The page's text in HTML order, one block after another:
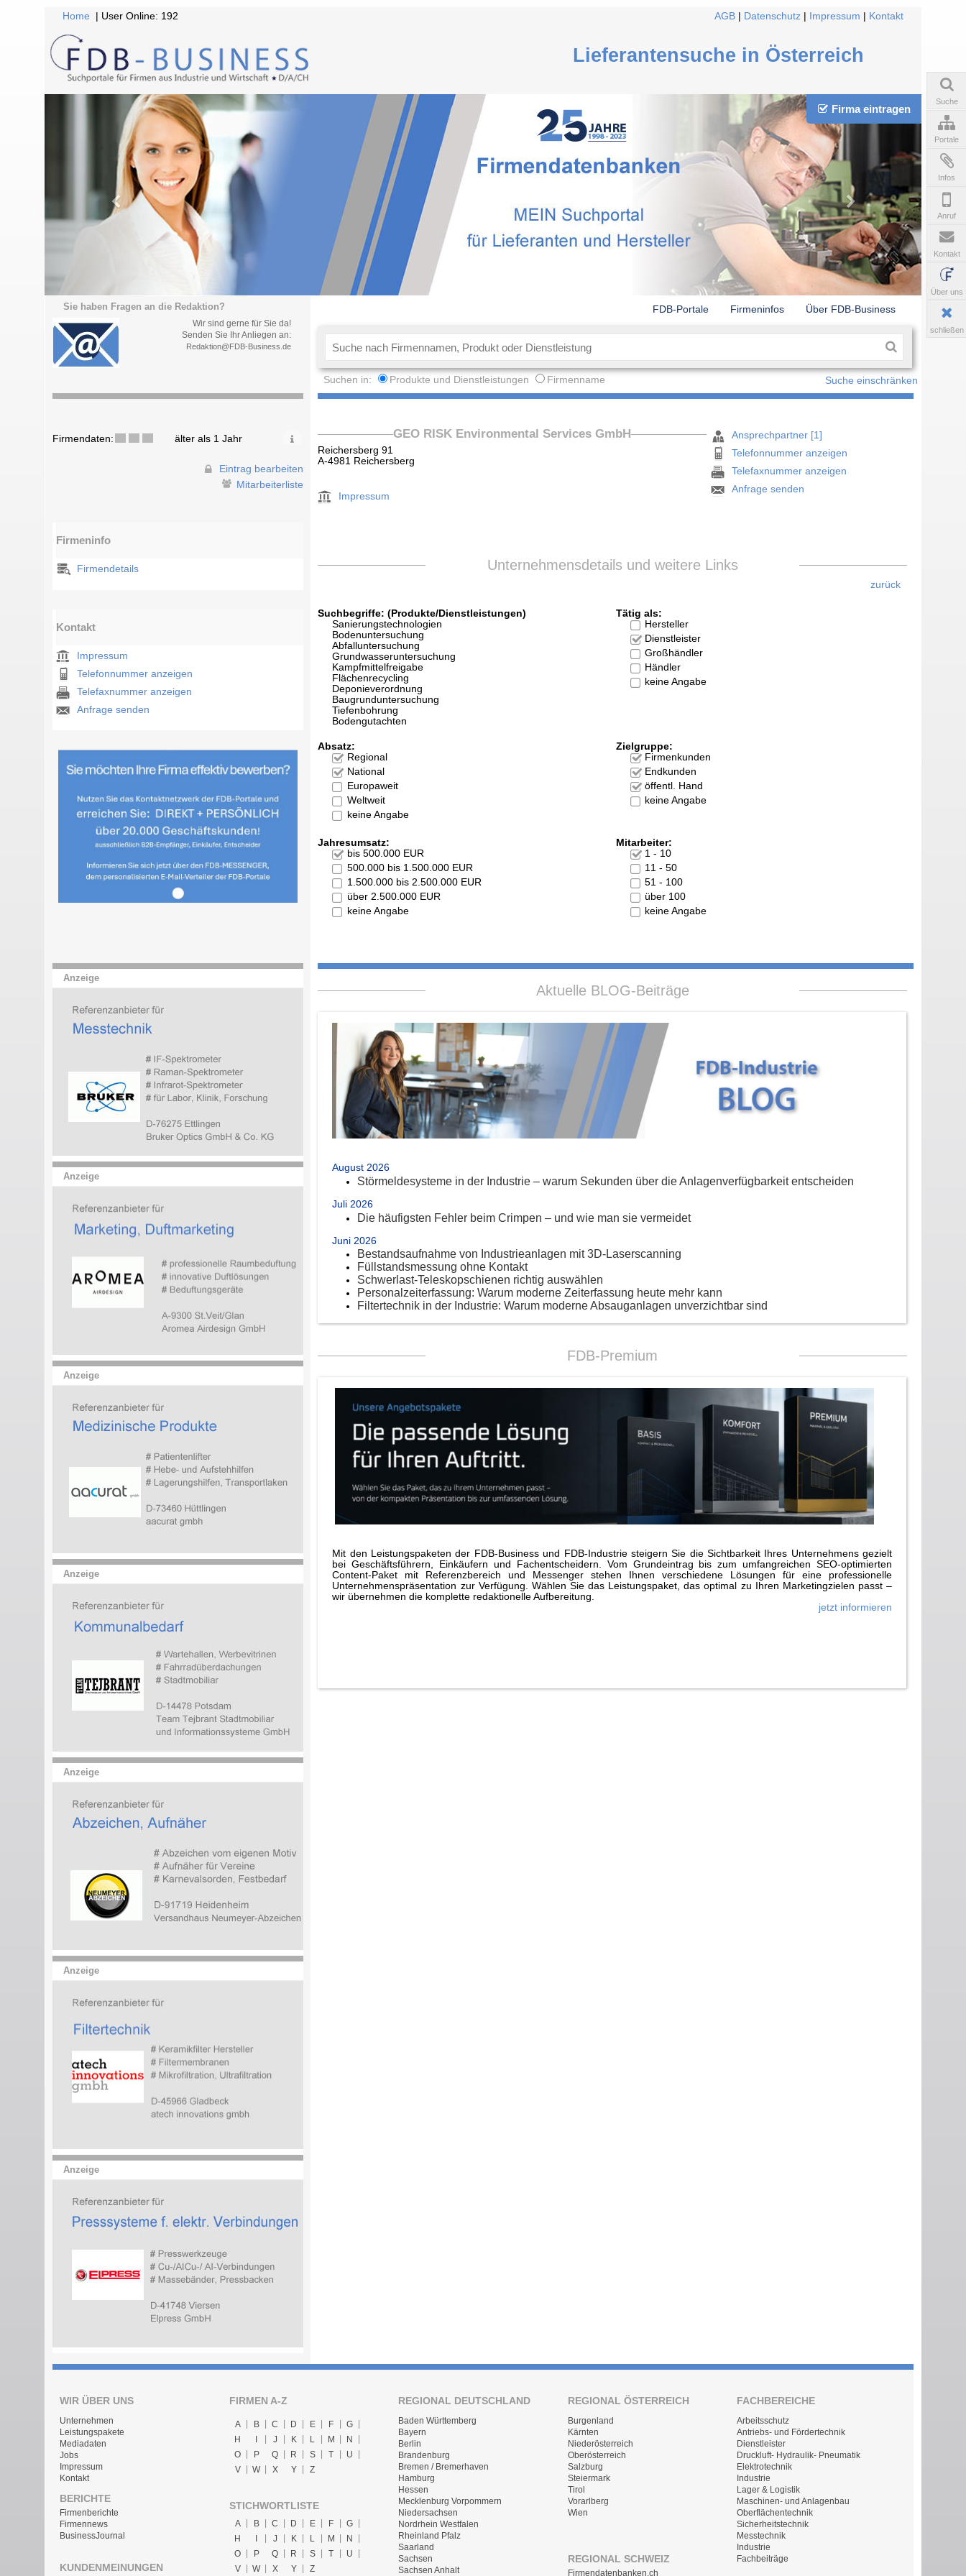
Home | User Online: 192 AGB Datenschutz Impressum Kontakt
Lieferantensuche in Österreich
Firma eintragen
Sie haben Fragen an die Redaktion?
Wir sind gerne für Sie da!
Senden Sie Ihr Anliegen an:
Redaktion@FDB-Business.de
FDB-Portale Firmeninfos Über FDB-Business
Suchen in: Produkte und Dienstleistungen Firmenname Suche einschränken
Firmendaten: älter als 1 Jahr
Eintrag bearbeiten
Mitarbeiterliste
Firmeninfo
Firmendetails
Kontakt
Impressum
Telefonnummer anzeigen
Telefaxnummer anzeigen
Anfrage senden
Anzeige
Anzeige
Anzeige
Anzeige
Anzeige
Anzeige
Anzeige
GEO RISK Environmental Services GmbH
Reichersberg 91
A-4981 Reichersberg
Impressum
Ansprechpartner [1]
Telefonnummer anzeigen
Telefaxnummer anzeigen
Anfrage senden
Unternehmensdetails und weitere Links
zurück
Suchbegriffe: (Produkte/Dienstleistungen)
Sanierungstechnologien
Bodenuntersuchung
Abfalluntersuchung
Grundwasseruntersuchung
Kampfmittelfreigabe
Flächenrecycling
Deponieverordnung
Baugrunduntersuchung
Tiefenbohrung
Bodengutachten
Tätig als:
Hersteller
Dienstleister
Großhändler
Händler
keine Angabe
Absatz:
Regional
National
Europaweit
Weltweit
keine Angabe
Zielgruppe:
Firmenkunden
Endkunden
öffentl. Hand
keine Angabe
Jahresumsatz:
bis 500.000 EUR
500.000 bis 1.500.000 EUR
1.500.000 bis 2.500.000 EUR
über 2.500.000 EUR
keine Angabe
Mitarbeiter:
1 - 10
11 - 50
51 - 100
über 100
keine Angabe
Aktuelle BLOG-Beiträge
August 2026
Störmeldesysteme in der Industrie – warum Sekunden über die Anlagenverfügbarkeit entscheiden
Juli 2026
Die häufigsten Fehler beim Crimpen – und wie man sie vermeidet
Juni 2026
Bestandsaufnahme von Industrieanlagen mit 3D-Laserscanning
Füllstandsmessung ohne Kontakt
Schwerlast-Teleskopschienen richtig auswählen
Personalzeiterfassung: Warum moderne Zeiterfassung heute mehr kann
Filtertechnik in der Industrie: Warum moderne Absauganlagen unverzichtbar sind
FDB-Premium
Mit den Leistungspaketen der FDB-Business und FDB-Industrie steigern Sie die Sichtbarkeit Ihres Unternehmens gezielt
bei Geschäftsführern, Einkäufern und Fachentscheidern. Vom Grundeintrag bis zum umfangreichen SEO-optimierten
Content-Paket mit Referenzbereich und Messenger stehen Ihnen verschiedene Lösungen für eine professionelle
Unternehmenspräsentation zur Verfügung. Wählen Sie das Leistungspaket, das optimal zu Ihren Marketingzielen passt –
wir übernehmen die komplette redaktionelle Aufbereitung.
jetzt informieren
WIR ÜBER UNS
Unternehmen
Leistungspakete
Mediadaten
Jobs
Impressum
Kontakt
BERICHTE
Firmenberichte
Firmennews
BusinessJournal
KUNDENMEINUNGEN
FIRMEN A-Z
A B C D E F
G
H
J K L M
N
O
P Q R S T
U
V
W X Y Z
STICHWORTLISTE
A B C D E F
G
H
J K L M
N
O
P Q R S T
U
V
W X Y Z
REGIONAL DEUTSCHLAND
Baden Württemberg
Bayern
Berlin
Brandenburg
Bremen / Bremerhaven
Hamburg
Hessen
Mecklenburg Vorpommern
Niedersachsen
Nordrhein Westfalen
Rheinland Pfalz
Saarland
Sachsen
Sachsen Anhalt
REGIONAL ÖSTERREICH
Burgenland
Kärnten
Niederösterreich
Oberösterreich
Salzburg
Steiermark
Tirol
Vorarlberg
Wien
REGIONAL SCHWEIZ
Firmendatenbanken.ch
FACHBEREICHE
Arbeitsschutz
Antriebs- und Fördertechnik
Dienstleister
Druckluft- Hydraulik- Pneumatik
Elektrotechnik
Industrie
Lager & Logistik
Maschinen- und Anlagenbau
Oberflächentechnik
Sicherheitstechnik
Messtechnik
Industrie
Fachbeiträge
Suche
Portale
Infos
Anruf
Kontakt
Über uns
schließen